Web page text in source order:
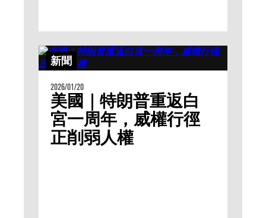
新聞
2026/01/20
美國｜特朗普重返白
宮一周年，威權行徑
正削弱人權